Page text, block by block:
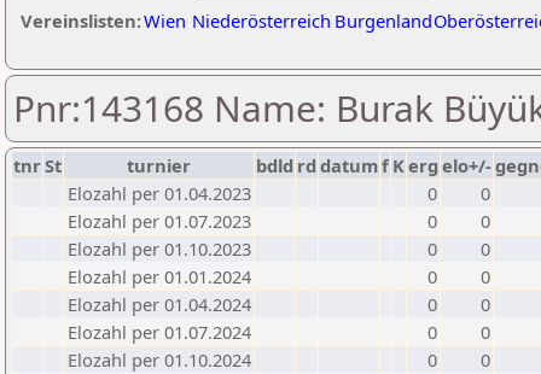
Vereinslisten:Wien Niederösterreich Burgenland
Pnr:143168 Name: Burak
tnrSt turnier bdld rd datumf Kerg elo+/-
Elozahl per 01.04.2023
0
0
Elozahl per 01.07.2023
0
0
Elozahl per 01.10.2023
0
0
Elozahl per 01.01.2024
0
0
Elozahl per 01.04.2024
0
0
Elozahl per 01.07.2024
0
0
Elozahl per 01.10.2024
0
0